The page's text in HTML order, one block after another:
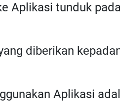
Aplikasi tunduk
diberikan
Aplikasi